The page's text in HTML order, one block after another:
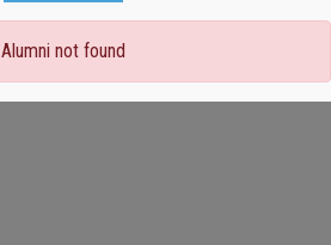
Alumni not found